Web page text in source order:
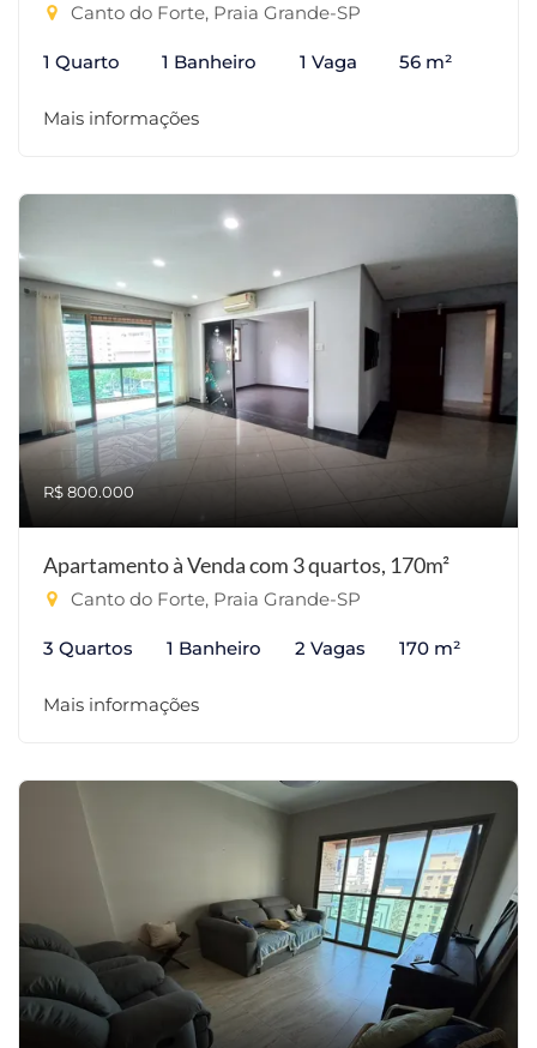
Canto do Forte, Praia Grande-SP
1 Quarto 1 Banheiro 1 Vaga 56 m²
Mais informações
R$ 800.000
Apartamento à Venda com 3 quartos, 170m²
Canto do Forte, Praia Grande-SP
3 Quartos 1 Banheiro 2 Vagas 170 m²
Mais informações